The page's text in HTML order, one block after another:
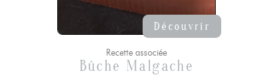
Découvrir
Recette associée
Bûche Malgache